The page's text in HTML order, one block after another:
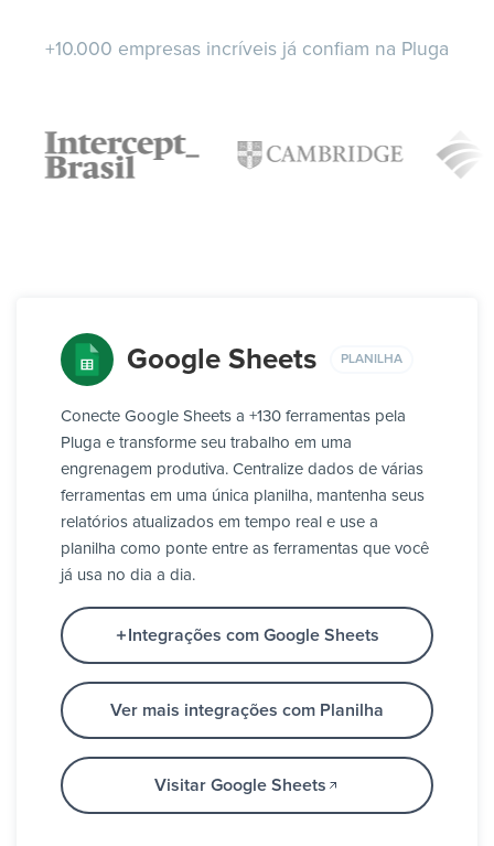
+10.000 empresas incríveis já confiam na Pluga
Google Sheets PLANILHA
Conecte Google Sheets a +130 ferramentas pela
Pluga e transforme seu trabalho em uma
engrenagem produtiva. Centralize dados de várias
ferramentas em uma única planilha, mantenha seus
relatórios atualizados em tempo real e use a
planilha como ponte entre as ferramentas que você
já usa no dia a dia.
Integrações com Google Sheets
Ver mais integrações com Planilha
Visitar Google Sheets